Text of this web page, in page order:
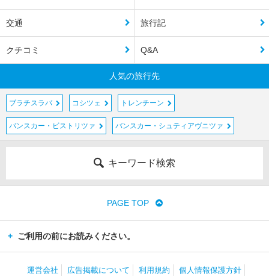
交通 旅行記
クチコミ Q&A
人気の旅行先
ブラチスラバ コシツェ トレンチーン
バンスカー・ビストリツァ バンスカー・シュティアヴニツァ
キーワード検索
PAGE TOP
ご利用の前にお読みください。
運営会社 広告掲載について 利用規約 個人情報保護方針